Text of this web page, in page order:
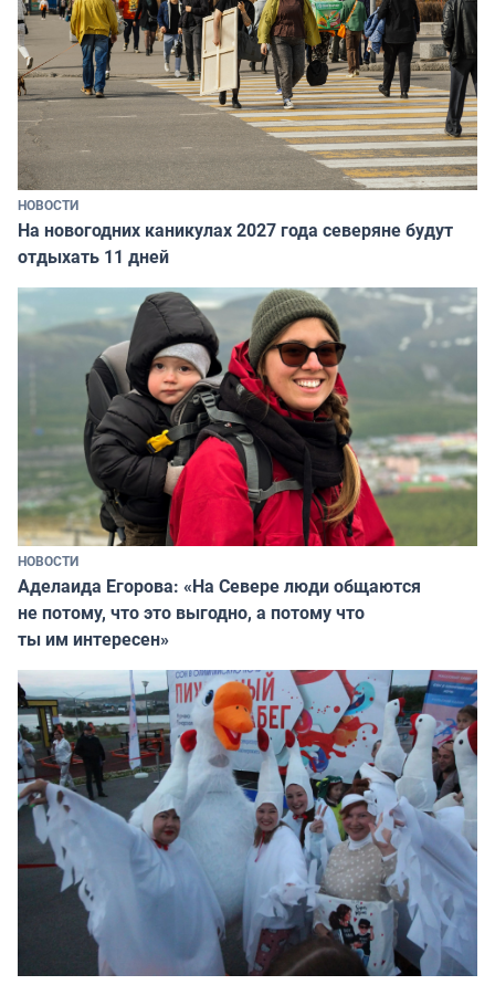
НОВОСТИ
На новогодних каникулах 2027 года северяне будут
отдыхать 11 дней
НОВОСТИ
Аделаида Егорова: «На Севере люди общаются
не потому, что это выгодно, а потому что
ты им интересен»